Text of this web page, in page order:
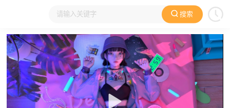
搜索
大家在看 日本动漫 国产动漫 欧美动漫 动漫电影